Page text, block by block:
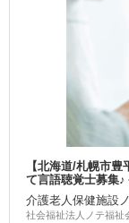
【北海道/札幌市
て言語聴覚士募集♪
介護老人保健施設
社会福祉法人ノテ福祉